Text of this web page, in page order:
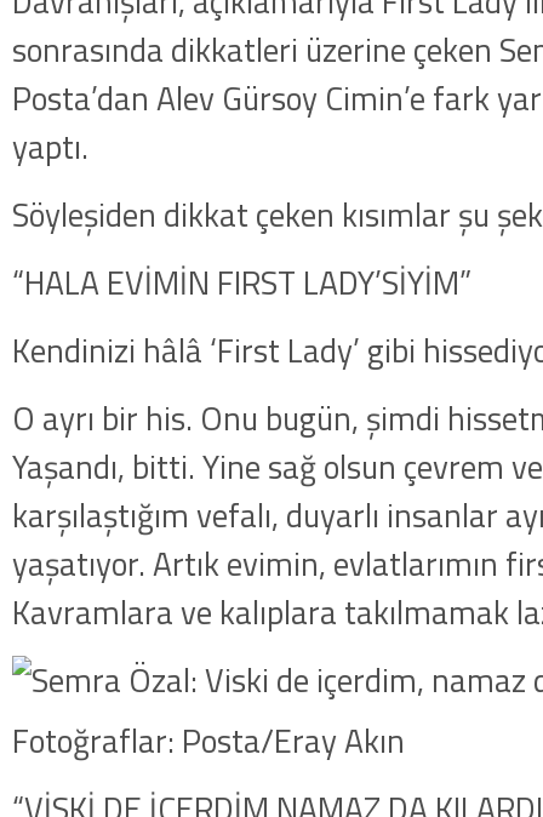
sonrasında dikkatleri üzerine çeken
Posta’dan Alev Gürsoy Cimin’e fark
yaptı.
Söyleşiden dikkat çeken kısımlar şu
“HALA EVİMİN FIRST LADY’SİYİM”
Kendinizi hâlâ ‘First Lady’ gibi
O ayrı bir his. Onu bugün, şimdi
Yaşandı, bitti. Yine sağ olsun çevrem
karşılaştığım vefalı, duyarlı insanlar
yaşatıyor. Artık evimin, evlatlarımın
Kavramlara ve kalıplara takılmamak
Fotoğraflar: Posta/Eray Akın